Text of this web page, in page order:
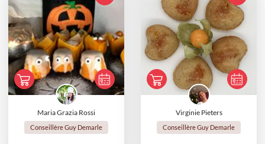
Maria Grazia Rossi
Conseillère Guy Demarle
Virginie Pieters
Conseillère Guy Demarle